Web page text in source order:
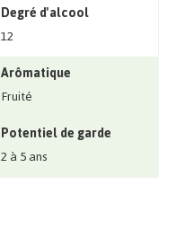
Degré d'alcool
12
Arômatique
Fruité
Potentiel de garde
2 à 5 ans